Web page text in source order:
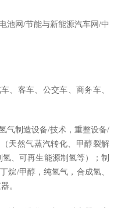
池网/节能与新能源汽车网/中
、客车、公交车、商务车、
气制造设备/技术，重整设备/
天然气蒸汽转化、甲醇裂解
、可再生能源制氢等）；制
烷/甲醇，纯氢气，合成氢、
。